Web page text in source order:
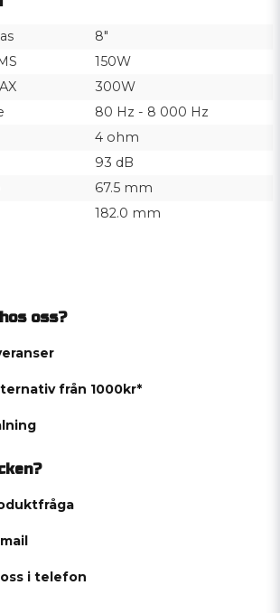
8"
150W
300W
80 Hz - 8 000 Hz
4 ohm
93 dB
67.5 mm
182.0 mm
oss?
från 1000kr*
i telefon